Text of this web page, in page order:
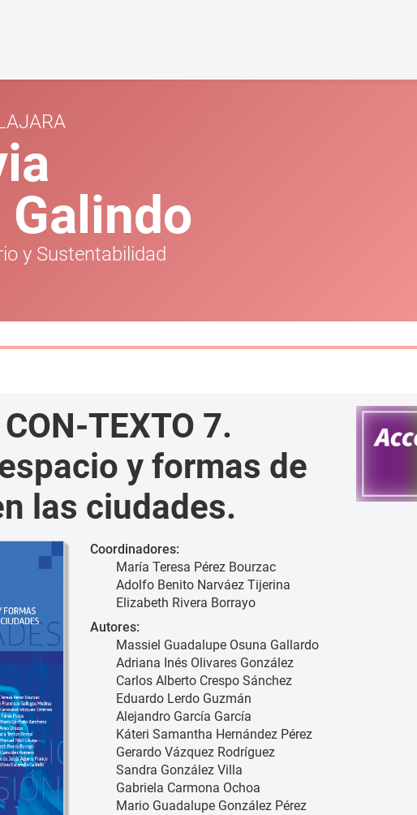
y Sustentabilidad
TEXTO 7.
y formas de
las ciudades.
Coordinadores:
María Teresa Pérez Bourzac
Adolfo Benito Narváez Tijerina
Elizabeth Rivera Borrayo
Autores:
Massiel Guadalupe Osuna Gallardo
Adriana Inés Olivares González
Carlos Alberto Crespo Sánchez
Eduardo Lerdo Guzmán
Alejandro García García
Káteri Samantha Hernández Pérez
Gerardo Vázquez Rodríguez
Sandra González Villa
Gabriela Carmona Ochoa
Mario Guadalupe González Pérez